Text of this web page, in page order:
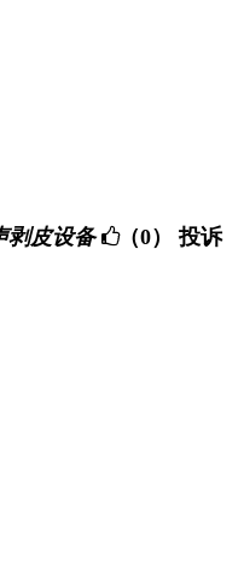
剥皮设备 （0） 投诉